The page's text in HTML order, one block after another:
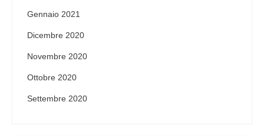
Gennaio 2021
Dicembre 2020
Novembre 2020
Ottobre 2020
Settembre 2020